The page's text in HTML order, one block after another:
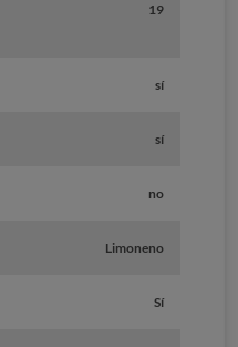
19
sí
sí
no
Limoneno
Sí